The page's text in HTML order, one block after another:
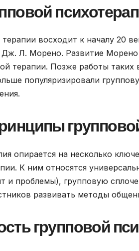
восходит к началу 20
Л. Морено. Развитие
терапии. Позже работы
популяризировали
опирается на несколько
К ним относятся
и проблемы), групповую
развивать методы
групповой